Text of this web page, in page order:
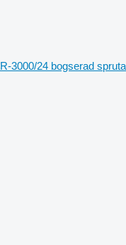
3000/24 bogserad spruta